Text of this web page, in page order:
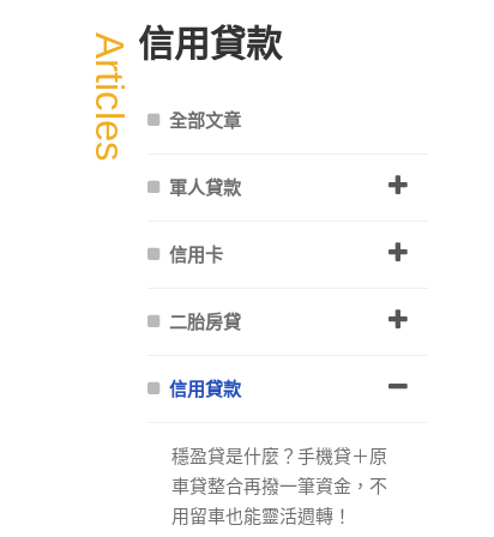
信用貸款
Articles 全部文章
軍人貸款
信用卡
二胎房貸
信用貸款
穩盈貸是什麼？手機貸＋原
車貸整合再撥一筆資金，不
用留車也能靈活週轉！